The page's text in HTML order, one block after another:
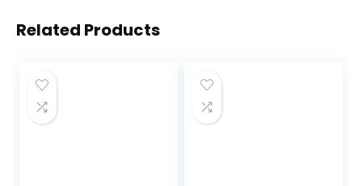
Related Products